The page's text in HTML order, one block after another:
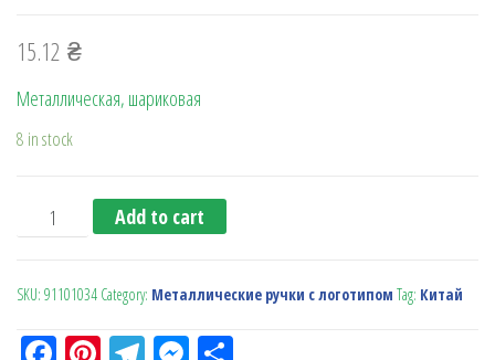
15.12 ₴
Металлическая, шариковая
8 in stock
Ручка металлическая (Cayman), серебро quantity
Add to cart
SKU: 91101034 Category: Металлические ручки с логотипом Tag: Китай